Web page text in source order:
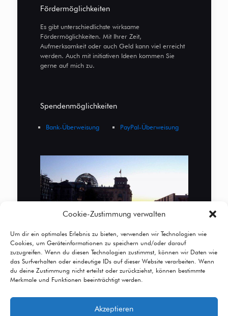
Cookie-Zustimmung verwalten
Um dir ein optimales Erlebnis zu bieten, verwenden wir Technologien wie
Cookies, um Geräteinformationen zu speichern und/oder darauf
zuzugreifen. Wenn du diesen Technologien zustimmst, können wir Daten wie
das Surfverhalten oder eindeutige IDs auf dieser Website verarbeiten. Wenn
du deine Zustimmung nicht erteilst oder zurückziehst, können bestimmte
Merkmale und Funktionen beeinträchtigt werden.
Akzeptieren
Fördermöglichkeiten
Es gibt unterschiedlichste wirksame
Fördermöglichkeiten. Mit Ihrer Zeit,
Aufmerksamkeit oder auch Geld kann viel erreicht
werden. Auch mit initiativen Ideen kommen Sie
gerne auf mich zu.
Spendenmöglichkeiten
Bank-Überweisung PayPal-Überweisung